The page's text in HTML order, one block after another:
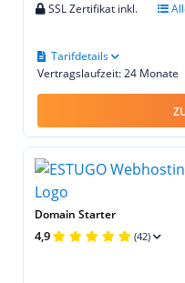
SSL Zertifikat inkl.
Vertragslaufzeit: 24 Monate
Tarifdetails
Domain Starter
4,9 (42)